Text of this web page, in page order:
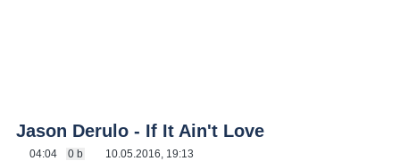
Jason Derulo - If It Ain't Love
04:04 0 b 10.05.2016, 19:13